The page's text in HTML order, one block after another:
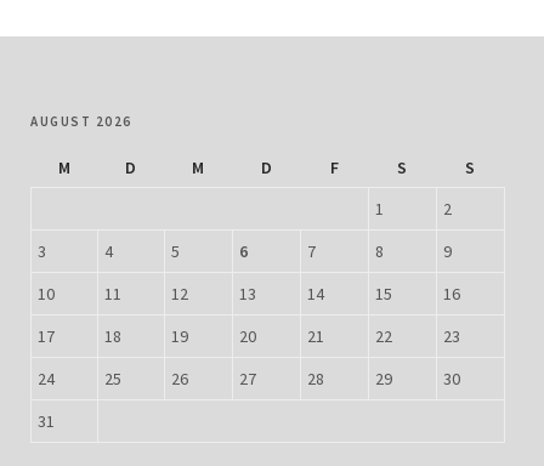
AUGUST 2026
M D M D F S
S
1
2
3
4 5 6 7 8
9
10
11 12 13 14 15
16
17
18 19 20 21 22
23
24
25 26 27 28 29
30
31